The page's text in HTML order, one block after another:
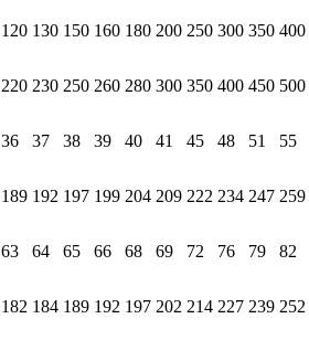
120 130 150 160 180 200 250 300 350 400
220 230 250 260 280 300 350 400 450 500
36 37 38 39 40 41 45 48 51 55
189 192 197 199 204 209 222 234 247 259
63 64 65 66 68 69 72 76 79 82
182 184 189 192 197 202 214 227 239 252